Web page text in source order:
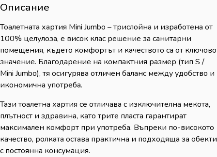
Описание
Тоалетната хартия Mini Jumbo – трислойна и изработена от
100% целулоза, е висок клас решение за санитарни
помещения, където комфортът и качеството са от ключово
значение. Благодарение на компактния размер (тип S /
Mini Jumbo), тя осигурява отличен баланс между удобство и
икономична употреба.
Тази тоалетна хартия се отличава с изключителна мекота,
плътност и здравина, като трите пласта гарантират
максимален комфорт при употреба. Въпреки по-високото
качество, ролката остава практична и подходяща за обекти
с постоянна консумация.